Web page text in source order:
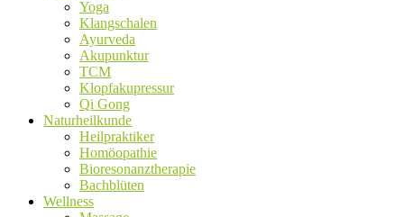
Yoga
Klangschalen
Ayurveda
Akupunktur
TCM
Klopfakupressur
Qi Gong
Naturheilkunde
Heilpraktiker
Homöopathie
Bioresonanztherapie
Bachblüten
Wellness